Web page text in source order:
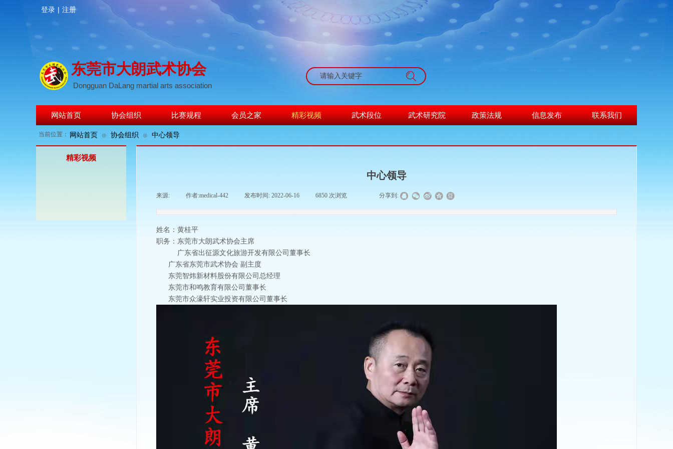
网站首页 ⊙ 协会组织 ⊙ 中心领导
当前位置：
网站首页 协会组织 比赛规程 会员之家 精彩视频 武术段位 武术研究院 政策法规 信息发布 联系我们
搜索
Dongguan DaLang martial arts association
东莞市大朗武术协会
登录 | 注册
精彩视频
中心领导
来源: 作者:medical-442 发布时间: 2022-06-16 6850 次浏览 分享到:
姓名：黄桂平
职务：东莞市大朗武术协会主席
广东省出征源文化旅游开发有限公司董事长
广东省东莞市武术协会 副主度
东莞智炜新材料股份有限公司总经理
东莞市和鸣教育有限公司董事长
东莞市众濠轩实业投资有限公司董事长